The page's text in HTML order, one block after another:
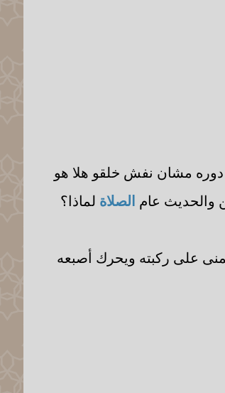
دوره مشان نفش خلقو هلا هو
والحديث عام الصلاة لماذا؟
على ركبته ويحرك أصبعه